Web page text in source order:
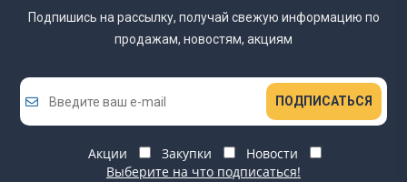
Подпишись на рассылку, получай свежую информацию по
продажам, новостям, акциям
ПОДПИСАТЬСЯ
Акции Закупки
Новости
Выберите на что подписаться!